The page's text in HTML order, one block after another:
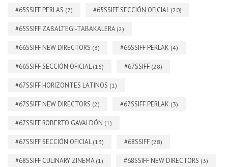
#65SSIFF PERLAS (7) #65SSIFF SECCIÓN OFICIAL(20)
#65SSIFF ZABALTEGI-TABAKALERA (2)
#66SSIFF NEW DIRECTORS (3) #66SSIFF PERLAK (4)
#66SSIFF SECCIÓN OFICIAL(16) #67SSIFF (28)
#67SSIFF HORIZONTES LATINOS (1)
#67SSIFF NEW DIRECTORS (2) #67SSIFF PERLAK (3)
#67SSIFF ROBERTO GAVALDÓN (1)
#67SSIFF SECCIÓN OFICIAL(13) #68SSIFF (28)
#68SSIFF CULINARY ZINEMA (1) #68SSIFF NEW DIRECTORS (3)